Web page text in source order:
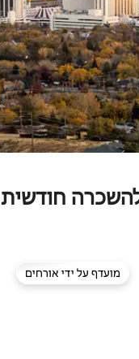
חודשית
מועדף על ידי אורחים
מועדף על ידי אורחים